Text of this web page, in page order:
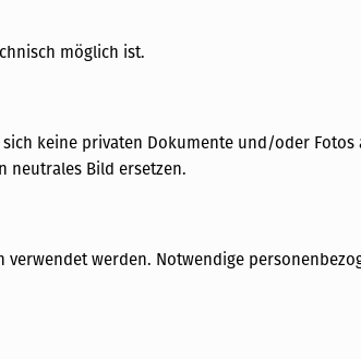
möglich ist.
keine privaten Dokumente und/oder
neutrales Bild ersetzen.
werden. Notwendige